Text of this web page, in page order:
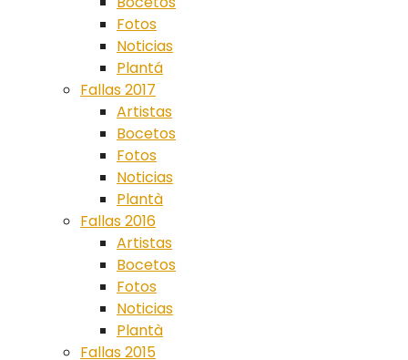
Fotos
Noticias
Plantá
Fallas 2017
Artistas
Bocetos
Fotos
Noticias
Plantà
Fallas 2016
Artistas
Bocetos
Fotos
Noticias
Plantà
Fallas 2015